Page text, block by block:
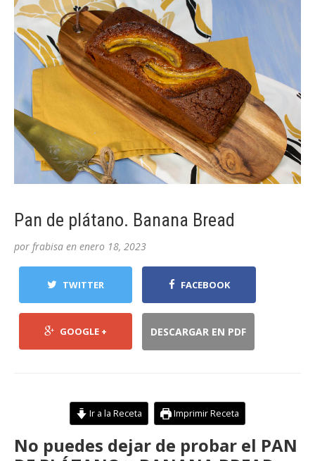
Pan de plátano. Banana Bread
por frabisa en enero 18, 2023
TWITTER FACEBOOK
GOOGLE + DESCARGAR EN PDF
Ir a la Receta Imprimir Receta
No puedes dejar de probar el PAN